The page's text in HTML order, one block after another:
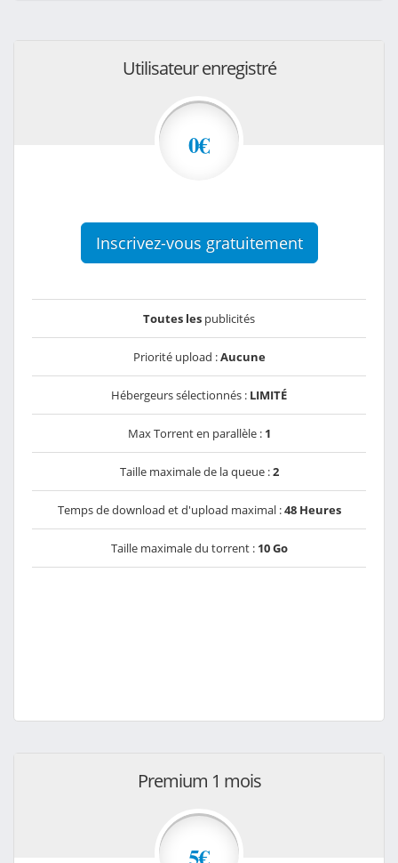
Utilisateur enregistré
0€
Inscrivez-vous gratuitement
Toutes les publicités
Priorité upload :Aucune
Hébergeurs sélectionnés : LIMITÉ
Max Torrent en parallèle : 1
Taille maximale de la queue :2
Temps de download et d'upload maximal :48 Heures
Taille maximale du torrent : 10 Go
Premium 1 mois